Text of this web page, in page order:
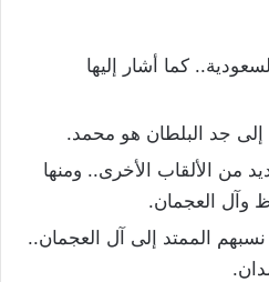
كما أشار إليها
إلى جد البلطان هو محمد.
من الألقاب الأخرى.. ومنها
وآل العجمان.
الممتد إلى آل العجمان..